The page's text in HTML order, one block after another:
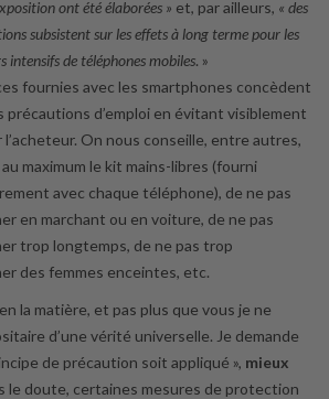
ont été élaborées » et, par ailleurs, « des
subsistent sur les effets à long terme pour les
intensifs de téléphones mobiles. »
fournies avec les smartphones concèdent
précautions d’emploi en évitant visiblement
l’acheteur. On nous conseille, entre autres,
au maximum le kit mains-libres (fourni
avec chaque téléphone), de ne pas
en marchant ou en voiture, de ne pas
trop longtemps, de ne pas trop
des femmes enceintes, etc.
la matière, et pas plus que vous je ne
d’une vérité universelle. Je demande
de précaution soit appliqué », mieux
le doute, certaines mesures de protection